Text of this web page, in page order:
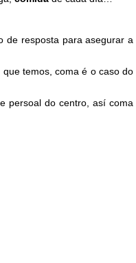
de resposta para asegurar a
temos, coma é o caso do
persoal do centro, así coma